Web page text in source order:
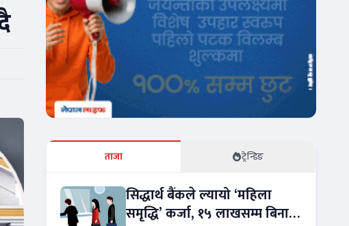
ताजा ट्रेन्डिङ
सिद्धार्थ बैंकले ल्यायो ‘महिला
समृद्धि’ कर्जा, १५ लाखसम्म बिना